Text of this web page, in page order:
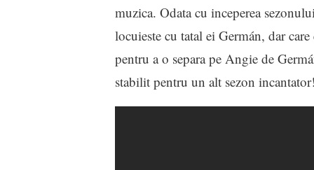
muzica. Odata cu inceperea
locuieste cu tatal ei Germán, dar
pentru a o separa pe Angie de
stabilit pentru un alt sezon incantator!